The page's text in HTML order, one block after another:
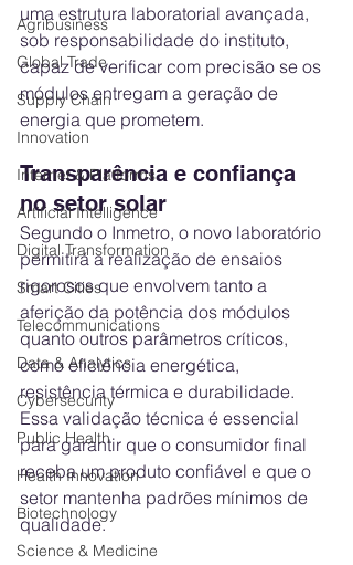
Agribusiness
Global Trade
Supply Chain
Innovation
Internet & Platforms
Artificial Intelligence
Digital Transformation
Smart Cities
Telecommunications
Data & Analytics
Cybersecurity
Public Health
Health Innovation
Biotechnology
Science & Medicine
uma estrutura laboratorial avançada,
sob responsabilidade do instituto,
capaz de verificar com precisão se os
módulos entregam a geração de
energia que prometem.
Transparência e confiança
no setor solar
Segundo o Inmetro, o novo laboratório
permitirá a realização de ensaios
rigorosos que envolvem tanto a
aferição da potência dos módulos
quanto outros parâmetros críticos,
como eficiência energética,
resistência térmica e durabilidade.
Essa validação técnica é essencial
para garantir que o consumidor final
receba um produto confiável e que o
setor mantenha padrões mínimos de
qualidade.